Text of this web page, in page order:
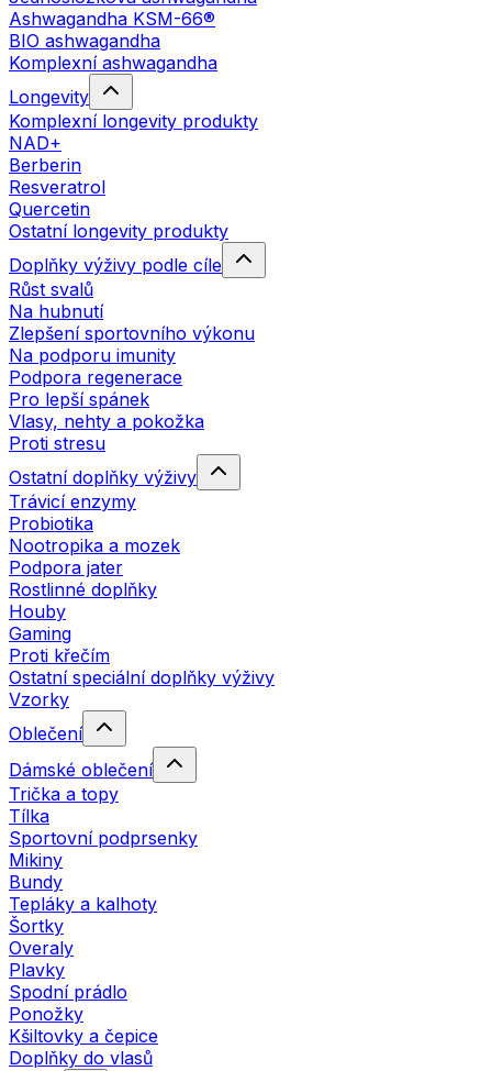
Ashwagandha KSM-66®
BIO ashwagandha
Komplexní ashwagandha
Longevity
Komplexní longevity produkty
NAD+
Berberin
Resveratrol
Quercetin
Ostatní longevity produkty
Doplňky výživy podle cíle
Růst svalů
Na hubnutí
Zlepšení sportovního výkonu
Na podporu imunity
Podpora regenerace
Pro lepší spánek
Vlasy, nehty a pokožka
Proti stresu
Ostatní doplňky výživy
Trávicí enzymy
Probiotika
Nootropika a mozek
Podpora jater
Rostlinné doplňky
Houby
Gaming
Proti křečím
Ostatní speciální doplňky výživy
Vzorky
Oblečení
Dámské oblečení
Trička a topy
Tílka
Sportovní podprsenky
Mikiny
Bundy
Tepláky a kalhoty
Šortky
Overaly
Plavky
Spodní prádlo
Ponožky
Kšiltovky a čepice
Doplňky do vlasů